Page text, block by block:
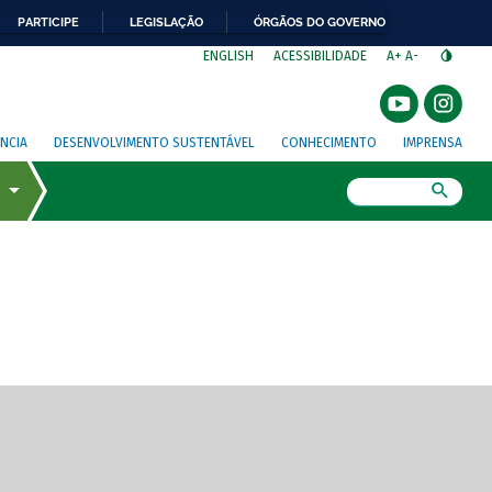
PARTICIPE LEGISLAÇÃO ÓRGÃOS DO GOVERNO
ENGLISH ACESSIBILIDADE A+ A-
DESENVOLVIMENTO SUSTENTÁVEL CONHECIMENTO IMPRENSA
de tela